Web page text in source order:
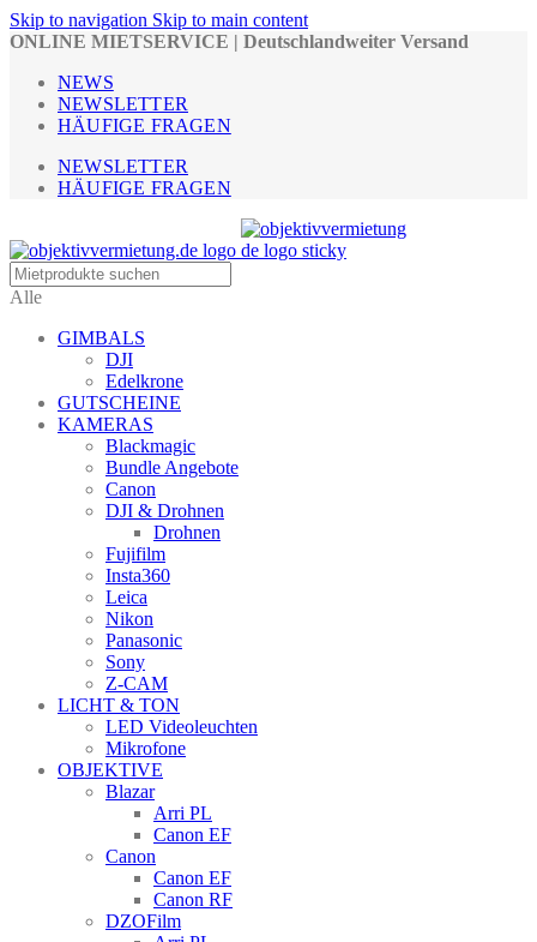
Skip to navigation Skip to main content
ONLINE MIETSERVICE | Deutschlandweiter Versand
NEWS
NEWSLETTER
HÄUFIGE FRAGEN
NEWSLETTER
HÄUFIGE FRAGEN
Alle
GIMBALS
DJI
Edelkrone
GUTSCHEINE
KAMERAS
Blackmagic
Bundle Angebote
Canon
DJI & Drohnen
Drohnen
Fujifilm
Insta360
Leica
Nikon
Panasonic
Sony
Z-CAM
LICHT & TON
LED Videoleuchten
Mikrofone
OBJEKTIVE
Blazar
Arri PL
Canon EF
Canon
Canon EF
Canon RF
DZOFilm